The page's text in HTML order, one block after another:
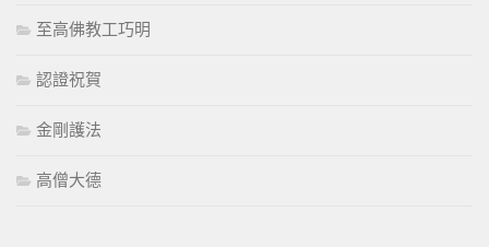
至高佛教工巧明
認證祝賀
金剛護法
高僧大德